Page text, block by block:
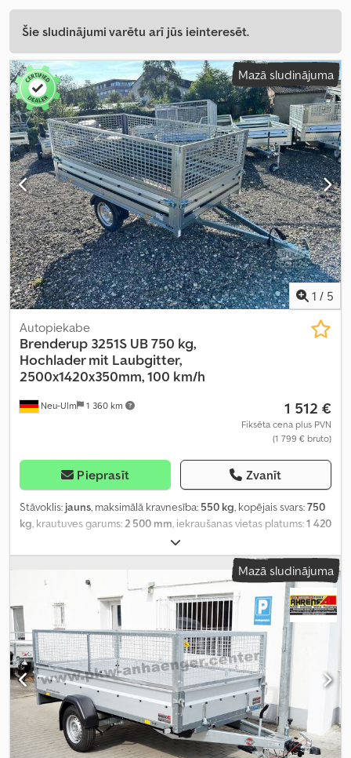
Šie sludinājumi varētu arī jūs ieinteresēt.
Mazā sludinājuma
1 / 5
Neu-Ulm 1 360 km
Autopiekabe
Brenderup 3251S UB 750 kg,
Hochlader mit Laubgitter,
2500x1420x350mm, 100 km/h
1 512 €
Fiksēta cena plus PVN
(1 799 € bruto)
Pieprasīt Zvanīt
Stāvoklis: jauns, maksimālā kravnesība: 550 kg, kopējais svars:750
kg , krautuves garums: 2 500 mm , iekraušanas vietas platums:1 420
, iekraušanas telpas augstums:
tilpums:3,2 m³, krāsa:cits, būvniecības augstums:1 460 mm, darba
Mazā sludinājuma